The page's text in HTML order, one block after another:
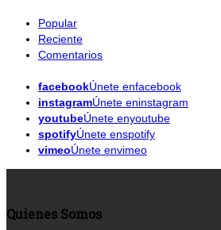
Popular
Reciente
Comentarios
facebookÚnete enfacebook
instagramÚnete eninstagram
youtubeÚnete enyoutube
spotifyÚnete enspotify
vimeoÚnete envimeo
Quienes Somos